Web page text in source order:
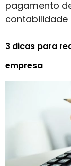
pagamento
contabilidade
3 dicas para
empresa